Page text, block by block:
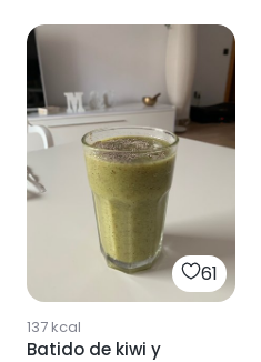
61
137kcal
Batido de kiwi y